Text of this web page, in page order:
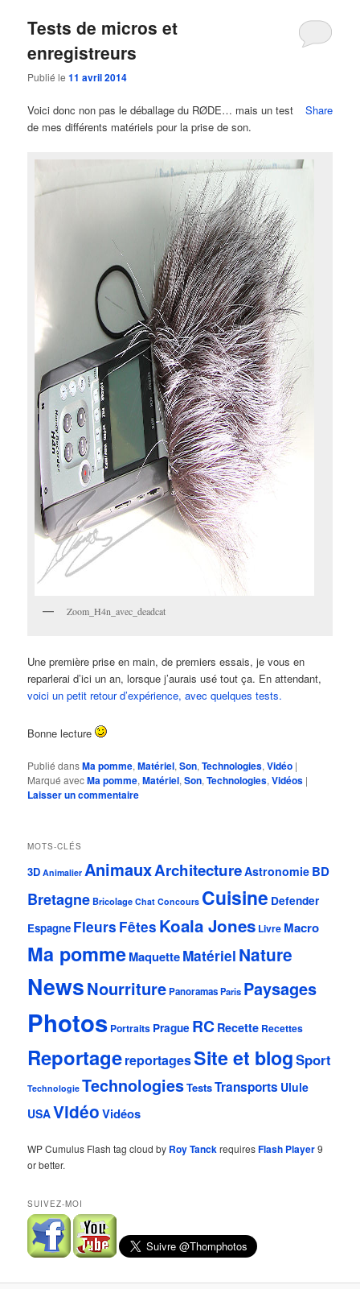
Tests de micros et
enregistreurs
Publié le11 avril 2014
Share
Voici donc non pas le déballage du RØDE… mais un test
de mes différents matériels pour la prise de son.
Zoom_H4n_avec_deadcat
Une première prise en main, de premiers essais, je vous en
reparlerai d’ici un an, lorsque j’aurais usé tout ça. En attendant,
voici un petit retour d’expérience, avec quelques tests.
Bonne lecture
Publié dansMa pomme,Matériel,Son,Technologies,Vidéo |
Marqué avecMa pomme,Matériel,Son,Technologies,Vidéos |
Laisser un commentaire
MOTS-CLÉS
3D Animalier AnimauxArchitectureAstronomie BD
Bretagne Bricolage Chat Concours Cuisine Defender
Espagne Fleurs Fêtes Koala Jones Livre Macro
Ma pommeMaquetteMatériel Nature
NewsNourriturePanoramasParis Paysages
Photos Portraits Prague RC Recette Recettes
ReportagereportagesSite et blogSport
Technologie TechnologiesTestsTransports Ulule
USAVidéoVidéos
WP Cumulus Flash tag cloud by Roy TanckrequiresFlash Player9
or better.
SUIVEZ-MOI